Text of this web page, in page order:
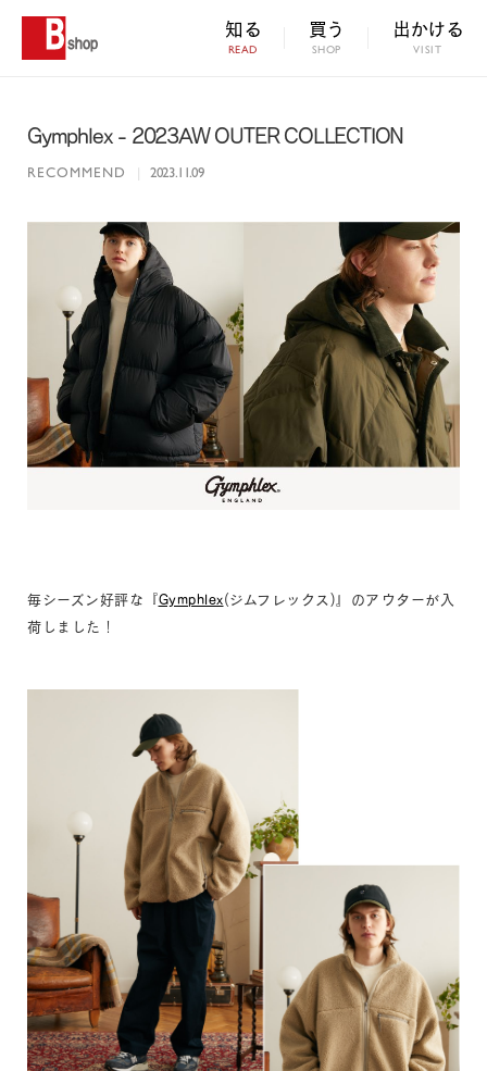
知る
READ
買う
SHOP
出かける
VISIT
Gymphlex - 2023AW OUTER COLLECTION
RECOMMEND | 2023.11.09
毎シーズン好評な『Gymphlex(ジムフレックス)』のアウターが入
荷しました！